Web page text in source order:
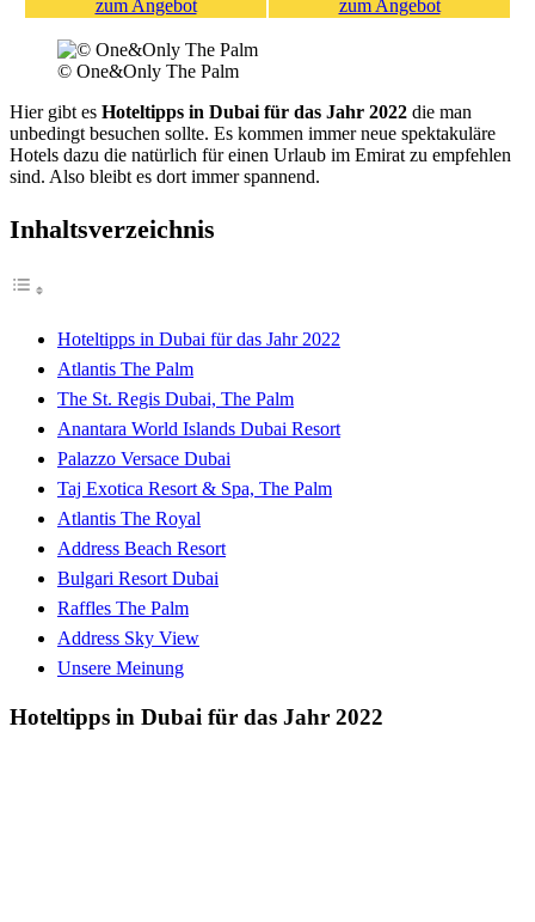
zum Angebot
zum Angebot
© One&Only The Palm
Hier gibt es Hoteltipps in Dubai für das Jahr 2022 die man
unbedingt besuchen sollte. Es kommen immer neue spektakuläre
Hotels dazu die natürlich für einen Urlaub im Emirat zu empfehlen
sind. Also bleibt es dort immer spannend.
Inhaltsverzeichnis
Hoteltipps in Dubai für das Jahr 2022
Atlantis The Palm
The St. Regis Dubai, The Palm
Anantara World Islands Dubai Resort
Palazzo Versace Dubai
Taj Exotica Resort & Spa, The Palm
Atlantis The Royal
Address Beach Resort
Bulgari Resort Dubai
Raffles The Palm
Address Sky View
Unsere Meinung
Hoteltipps in Dubai für das Jahr 2022